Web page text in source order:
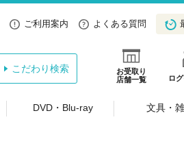
ご利用案内 よくある質問
お受取り
店舗一覧
ロ
こだわり検索
DVD・Blu-ray 文具・